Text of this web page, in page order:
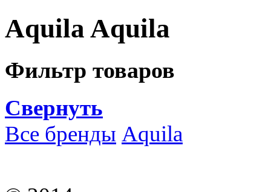
Aquila Aquila
Фильтр товаров
Свернуть
Все бренды Aquila